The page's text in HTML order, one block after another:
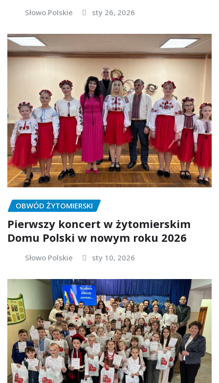
Słowo Polskie sty 26, 2026
OBWÓD ŻYTOMIERSKI
Pierwszy koncert w żytomierskim
Domu Polski w nowym roku 2026
Słowo Polskie sty 10, 2026